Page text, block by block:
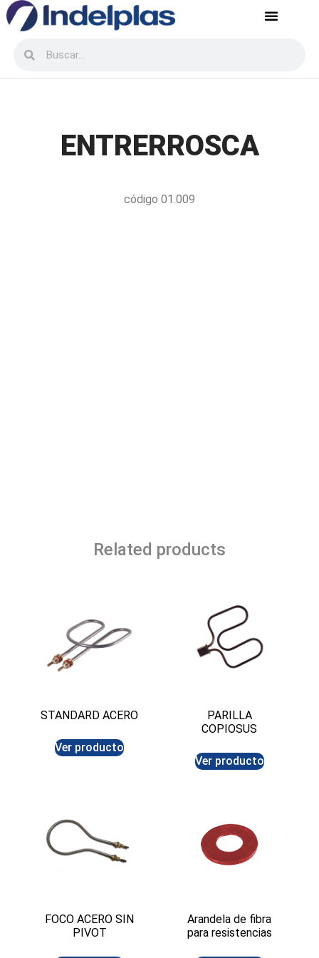
ENTRERROSCA
código 01.009
Related products
STANDARD ACERO
Ver producto
PARILLA
COPIOSUS
Ver producto
FOCO ACERO SIN
PIVOT
Arandela de fibra
para resistencias